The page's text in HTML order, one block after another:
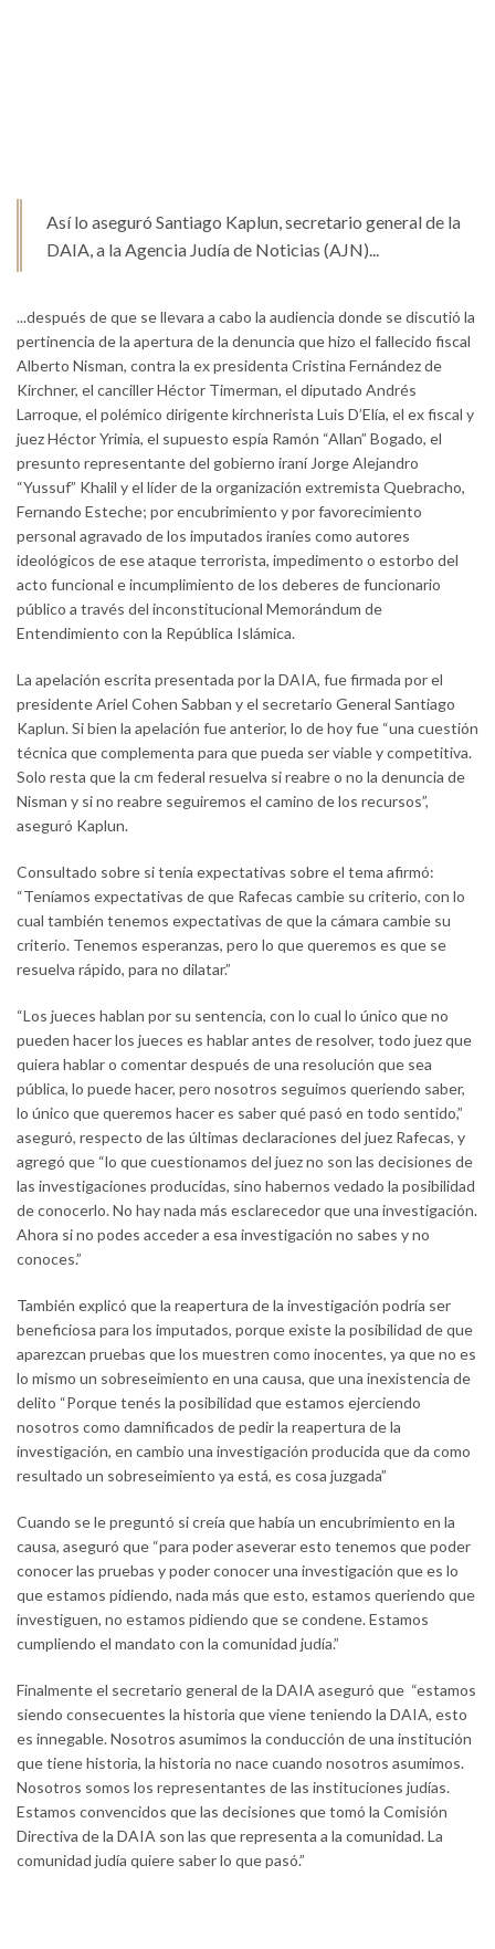
Así lo aseguró Santiago Kaplun, secretario general de la
DAIA, a la Agencia Judía de Noticias (AJN)...
...después de que se llevara a cabo la audiencia donde se discutió la
pertinencia de la apertura de la denuncia que hizo el fallecido fiscal
Alberto Nisman, contra la ex presidenta Cristina Fernández de
Kirchner, el canciller Héctor Timerman, el diputado Andrés
Larroque, el polémico dirigente kirchnerista Luis D’Elía, el ex fiscal y
juez Héctor Yrimia, el supuesto espía Ramón “Allan” Bogado, el
presunto representante del gobierno iraní Jorge Alejandro
“Yussuf” Khalil y el líder de la organización extremista Quebracho,
Fernando Esteche; por encubrimiento y por favorecimiento
personal agravado de los imputados iraníes como autores
ideológicos de ese ataque terrorista, impedimento o estorbo del
acto funcional e incumplimiento de los deberes de funcionario
público a través del inconstitucional Memorándum de
Entendimiento con la República Islámica.
La apelación escrita presentada por la DAIA, fue firmada por el
presidente Ariel Cohen Sabban y el secretario General Santiago
Kaplun. Si bien la apelación fue anterior, lo de hoy fue “una cuestión
técnica que complementa para que pueda ser viable y competitiva.
Solo resta que la cm federal resuelva si reabre o no la denuncia de
Nisman y si no reabre seguiremos el camino de los recursos”,
aseguró Kaplun.
Consultado sobre si tenía expectativas sobre el tema afirmó:
“Teníamos expectativas de que Rafecas cambie su criterio, con lo
cual también tenemos expectativas de que la cámara cambie su
criterio. Tenemos esperanzas, pero lo que queremos es que se
resuelva rápido, para no dilatar.”
“Los jueces hablan por su sentencia, con lo cual lo único que no
pueden hacer los jueces es hablar antes de resolver, todo juez que
quiera hablar o comentar después de una resolución que sea
pública, lo puede hacer, pero nosotros seguimos queriendo saber,
lo único que queremos hacer es saber qué pasó en todo sentido,”
aseguró, respecto de las últimas declaraciones del juez Rafecas, y
agregó que “lo que cuestionamos del juez no son las decisiones de
las investigaciones producidas, sino habernos vedado la posibilidad
de conocerlo. No hay nada más esclarecedor que una investigación.
Ahora si no podes acceder a esa investigación no sabes y no
conoces.”
También explicó que la reapertura de la investigación podría ser
beneficiosa para los imputados, porque existe la posibilidad de que
aparezcan pruebas que los muestren como inocentes, ya que no es
lo mismo un sobreseimiento en una causa, que una inexistencia de
delito “Porque tenés la posibilidad que estamos ejerciendo
nosotros como damnificados de pedir la reapertura de la
investigación, en cambio una investigación producida que da como
resultado un sobreseimiento ya está, es cosa juzgada”
Cuando se le preguntó si creía que había un encubrimiento en la
causa, aseguró que “para poder aseverar esto tenemos que poder
conocer las pruebas y poder conocer una investigación que es lo
que estamos pidiendo, nada más que esto, estamos queriendo que
investiguen, no estamos pidiendo que se condene. Estamos
cumpliendo el mandato con la comunidad judía.”
Finalmente el secretario general de la DAIA aseguró que “estamos
siendo consecuentes la historia que viene teniendo la DAIA, esto
es innegable. Nosotros asumimos la conducción de una institución
que tiene historia, la historia no nace cuando nosotros asumimos.
Nosotros somos los representantes de las instituciones judías.
Estamos convencidos que las decisiones que tomó la Comisión
Directiva de la DAIA son las que representa a la comunidad. La
comunidad judía quiere saber lo que pasó.”